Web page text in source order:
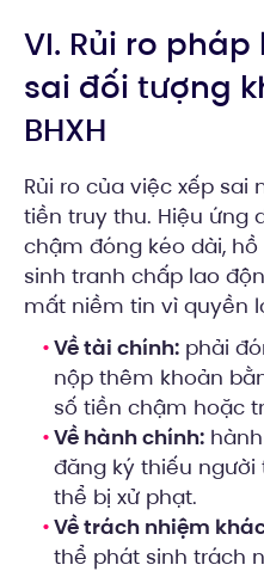
VI. Rủi ro
sai đối tượng
BHXH
Rủi ro của việc xếp
tiền truy thu. Hiệu ứng
chậm đóng kéo dài,
sinh tranh chấp lao
mất niềm tin vì quyền
Về tài chính: phải
nộp thêm khoản
số tiền chậm hoặc
Về hành chính:
đăng ký thiếu
thể bị xử phạt.
Về trách nhiệm
thể phát sinh trách